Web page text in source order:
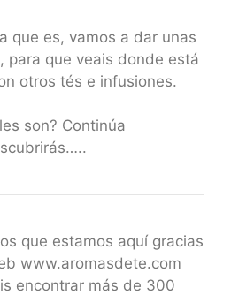
que es, vamos a dar unas
para que veais donde está
otros tés e infusiones.
son? Continúa
que estamos aquí gracias
www.aromasdete.com
encontrar más de 300